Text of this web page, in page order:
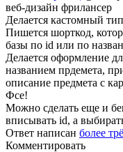
веб-дизайн фрилансер
Делается кастомный
Пишется шорткод,
базы по id или по
Делается оформление
названием прдемета,
описание предмета с
Фсе!
Можно сделать еще и
вписывать id, а
Ответ написан более
Комментировать